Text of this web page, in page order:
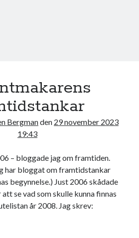
Bergmanden 29 november 2023
19:43
– bloggade jag om framtiden.
har bloggat om framtidstankar
begynnelse.) Just 2006 skådade
se vad som skulle kunna finnas
år 2008. Jag skrev: